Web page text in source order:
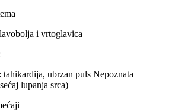
i vrtoglavica
tahikardija, ubrzan puls Nepoznata
lupanja srca)